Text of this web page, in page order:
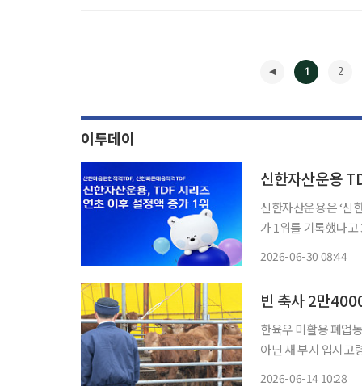
1 2
이투데이
신한자산운용
신한자산운용은 ‘신
가 1위를 기록했다고 30일 밝혔다. 펀드평가사 제로인
2026-06-30 08:44
빈 축사 2만
한육우 미활용 폐업
아닌 새 부지 입지고령농 은
2026-06-14 10:28